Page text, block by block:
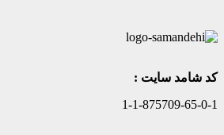
کد شامد سایت :
1-1-875709-65-0-1